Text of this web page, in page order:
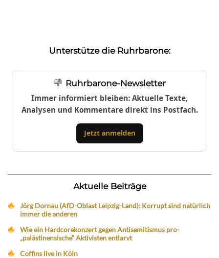
Unterstütze die Ruhrbarone:
Ruhrbarone-Newsletter
Immer informiert bleiben: Aktuelle Texte,
Analysen und Kommentare direkt ins Postfach.
Jetzt anmelden
Aktuelle Beiträge
Jörg Dornau (AfD-Oblast Leipzig-Land): Korrupt sind natürlich
immer die anderen
Wie ein Hardcorekonzert gegen Antisemitismus pro-
„palästinensische“ Aktivisten entlarvt
Coffins live in Köln